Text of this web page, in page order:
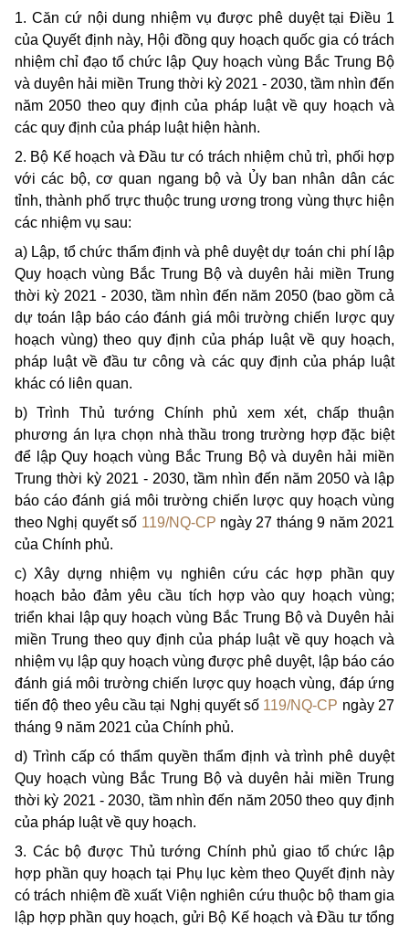
1. Căn cứ nội dung nhiệm vụ được phê duyệt tại Điều 1
của Quyết định này, Hội đồng quy hoạch quốc gia có trách
nhiệm chỉ đạo tổ chức lập Quy hoạch vùng Bắc Trung Bộ
và duyên hải miền Trung thời kỳ 2021 - 2030, tầm nhìn đến
năm 2050 theo quy định của pháp luật về quy hoạch và
các quy định của pháp luật hiện hành.
2. Bộ Kế hoạch và Đầu tư có trách nhiệm chủ trì, phối hợp
với các bộ, cơ quan ngang bộ và Ủy ban nhân dân các
tỉnh, thành phố trực thuộc trung ương trong vùng thực hiện
các nhiệm vụ sau:
a) Lập, tổ chức thẩm định và phê duyệt dự toán chi phí lập
Quy hoạch vùng Bắc Trung Bộ và duyên hải miền Trung
thời kỳ 2021 - 2030, tầm nhìn đến năm 2050 (bao gồm cả
dự toán lập báo cáo đánh giá môi trường chiến lược quy
hoạch vùng) theo quy định của pháp luật về quy hoạch,
pháp luật về đầu tư công và các quy định của pháp luật
khác có liên quan.
b) Trình Thủ tướng Chính phủ xem xét, chấp thuận
phương án lựa chọn nhà thầu trong trường hợp đặc biệt
để lập Quy hoạch vùng Bắc Trung Bộ và duyên hải miền
Trung thời kỳ 2021 - 2030, tầm nhìn đến năm 2050 và lập
báo cáo đánh giá môi trường chiến lược quy hoạch vùng
theo Nghị quyết số 119/NQ-CP ngày 27 tháng 9 năm 2021
của Chính phủ.
c) Xây dựng nhiệm vụ nghiên cứu các hợp phần quy
hoạch bảo đảm yêu cầu tích hợp vào quy hoạch vùng;
triển khai lập quy hoạch vùng Bắc Trung Bộ và Duyên hải
miền Trung theo quy định của pháp luật về quy hoạch và
nhiệm vụ lập quy hoạch vùng được phê duyệt, lập báo cáo
đánh giá môi trường chiến lược quy hoạch vùng, đáp ứng
tiến độ theo yêu cầu tại Nghị quyết số 119/NQ-CP ngày 27
tháng 9 năm 2021 của Chính phủ.
d) Trình cấp có thẩm quyền thẩm định và trình phê duyệt
Quy hoạch vùng Bắc Trung Bộ và duyên hải miền Trung
thời kỳ 2021 - 2030, tầm nhìn đến năm 2050 theo quy định
của pháp luật về quy hoạch.
3. Các bộ được Thủ tướng Chính phủ giao tổ chức lập
hợp phần quy hoạch tại Phụ lục kèm theo Quyết định này
có trách nhiệm đề xuất Viện nghiên cứu thuộc bộ tham gia
lập hợp phần quy hoạch, gửi Bộ Kế hoạch và Đầu tư tổng